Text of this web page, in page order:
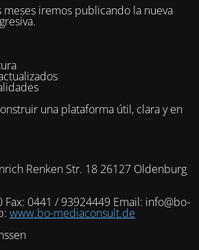
iremos publicando la nueva
una plataforma útil, clara y en
Renken Str. 18 26127 Oldenburg
Fax: 0441 / 93924449 Email: info@bo-
www.bo-mediaconsult.de